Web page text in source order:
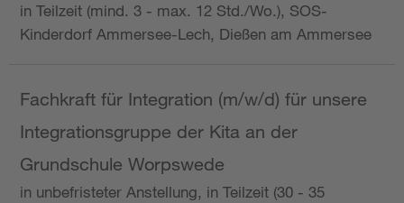
in Teilzeit (mind. 3 - max. 12 Std./Wo.), SOS-
Kinderdorf Ammersee-Lech, Dießen am Ammersee
Fachkraft für Integration (m/w/d) für unsere
Integrationsgruppe der Kita an der
Grundschule Worpswede
in unbefristeter Anstellung, in Teilzeit (30 - 35